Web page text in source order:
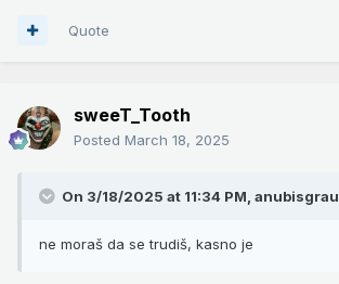
Quote
sweeT_Tooth
Posted March 18, 2025
On 3/18/2025 at 11:34 PM, anubisgrau
ne moraš da se trudiš, kasno je